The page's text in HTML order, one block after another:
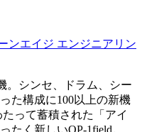
ンエイジ エンジニアリン
。シンセ、ドラム、シー
た構成に100以上の新機
って蓄積された「アイ
たく新しいOP-1field。